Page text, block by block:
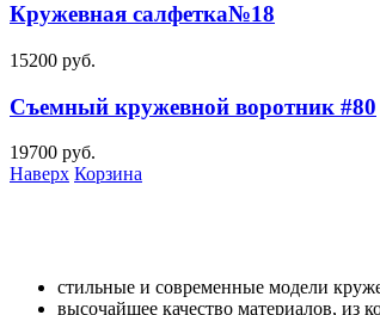
Кружевная салфетка№18
15200 руб.
Съемный кружевной воротник #80
19700 руб.
Наверх Корзина
стильные и современные модели
высочайшее качество материалов, из